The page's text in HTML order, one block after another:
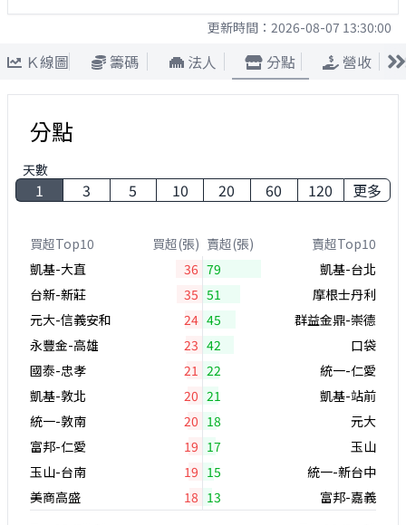
更新時間： 2026-08-07 13:30:00
Ｋ線圖 籌碼 法人 分點 營收
分點
天數
1 3 5 10 20 60 120 更多
買超Top10 買超(張) 賣超(張)
賣超Top10
凱基-大直
36 79
凱基-台北
台新-新莊
35 51
摩根士丹利
元大-信義安和
24 45
群益金鼎-崇德
永豐金-高雄
23 42
口袋
國泰-忠孝
21 22
統一-仁愛
凱基-敦北
20 21
凱基-站前
統一-敦南
20 18
元大
富邦-仁愛
19 17
玉山
玉山-台南
19 15
統一-新台中
美商高盛
18 13
富邦-嘉義